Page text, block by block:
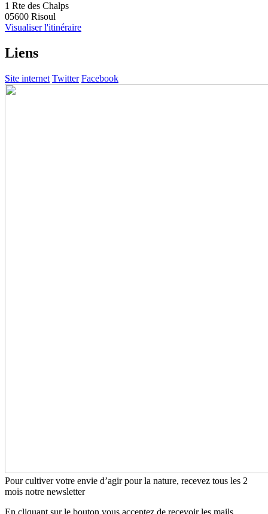
1 Rte des Chalps
05600 Risoul
Visualiser l'itinéraire
Liens
Site internet Twitter Facebook
Pour cultiver votre envie d’agir pour la nature, recevez tous les 2
mois notre newsletter
En cliquant sur le bouton vous acceptez de recevoir les mails